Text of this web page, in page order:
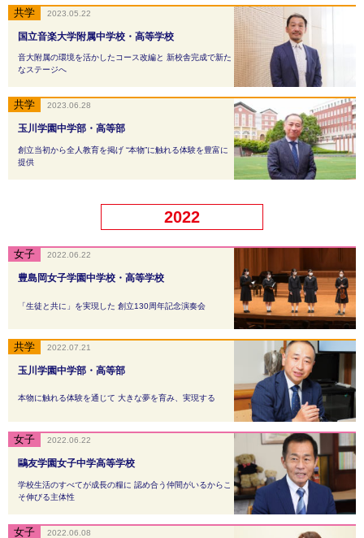
国立音楽大学附属中学校・高等学校
音大附属の環境を活かしたコース改編と 新校舎完成で新た
なステージへ
2023.05.22
玉川学園中学部・高等部
創立当初から全人教育を掲げ “本物”に触れる体験を豊富に
提供
2023.06.28
2022
豊島岡女子学園中学校・高等学校
「生徒と共に」を実現した 創立130周年記念演奏会
2022.06.22
玉川学園中学部・高等部
本物に触れる体験を通じて 大きな夢を育み、実現する
2022.07.21
鷗友学園女子中学高等学校
学校生活のすべてが成長の糧に 認め合う仲間がいるからこ
そ伸びる主体性
2022.06.22
2022.06.08